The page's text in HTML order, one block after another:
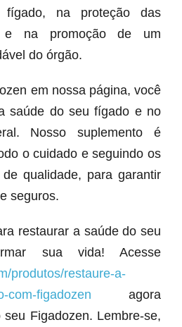
fígado, na proteção das
e na promoção de um
do órgão.
em nossa página, você
saúde do seu fígado e no
Nosso suplemento é
o cuidado e seguindo os
qualidade, para garantir
seguros.
restaurar a saúde do seu
sua vida! Acesse
produtos/restaure-a-
com-figadozen agora
Figadozen. Lembre-se,